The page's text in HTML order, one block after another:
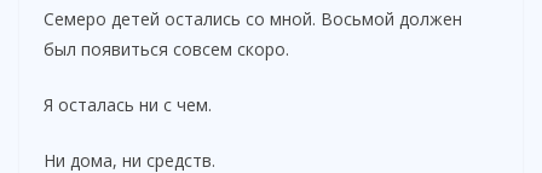
i
Семеро детей остались со мной. Восьмой должен
был появиться совсем скоро.
Я осталась ни с чем.
Ни дома, ни средств.